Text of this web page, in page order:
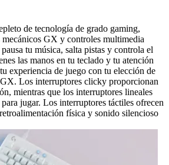
de tecnología de grado gaming,
GX y controles multimedia
tu música, salta pistas y controla el
las manos en tu teclado y tu atención
experiencia de juego con tu elección de
Los interruptores clicky proporcionan
mientras que los interruptores lineales
jugar. Los interruptores táctiles ofrecen
física y sonido silencioso